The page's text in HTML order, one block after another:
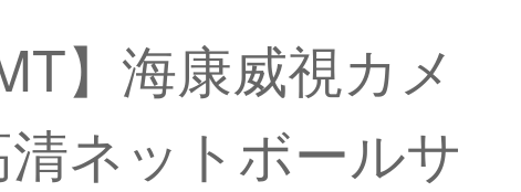
】海康威視カメ
ネットボールサ